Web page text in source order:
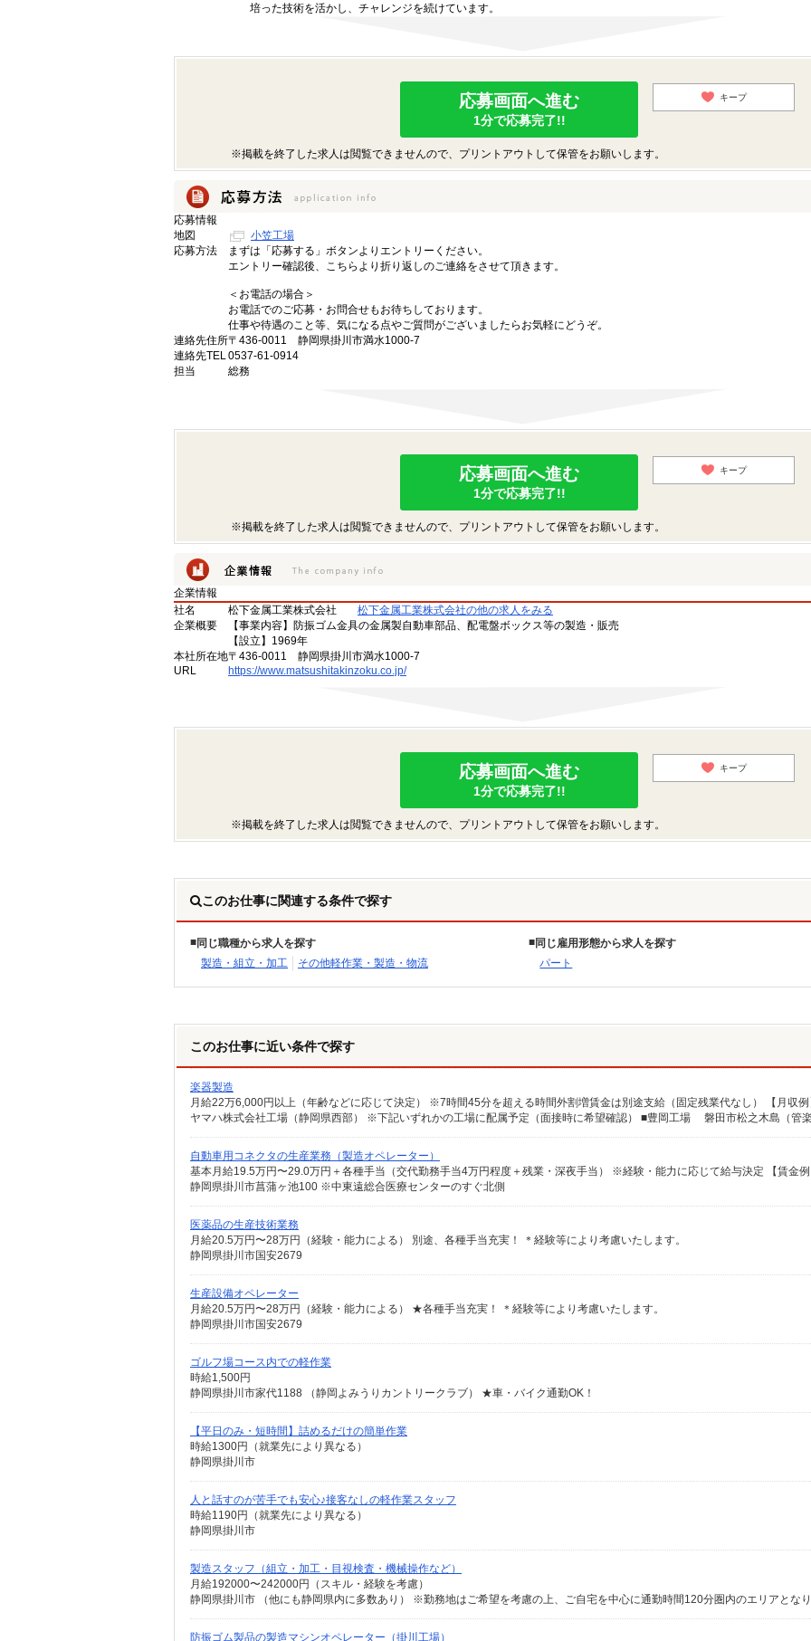
培った技術を活かし、チャレンジを続けています。
応募画面へ進む
1分で応募完了!!
キープ
※掲載を終了した求人は閲覧できませんので、プリントアウトして保管をお願いします。
応募情報
地図
小笠工場
応募方法
まずは「応募する」ボタンよりエントリーください。
エントリー確認後、こちらより折り返しのご連絡をさせて頂きます。
＜お電話の場合＞
お電話でのご応募・お問合せもお待ちしております。
仕事や待遇のこと等、気になる点やご質問がございましたらお気軽にどうぞ。
連絡先住所〒436-0011 静岡県掛川市満水1000-7
連絡先TEL0537-61-0914
担当
総務
応募画面へ進む
1分で応募完了!!
キープ
※掲載を終了した求人は閲覧できませんので、プリントアウトして保管をお願いします。
企業情報
社名
松下金属工業株式会社
松下金属工業株式会社の他の求人をみる
企業概要
【事業内容】防振ゴム金具の金属製自動車部品、配電盤ボックス等の製造・販売
【設立】1969年
本社所在地〒436-0011 静岡県掛川市満水1000-7
URL
https://www.matsushitakinzoku.co.jp/
応募画面へ進む
1分で応募完了!!
キープ
※掲載を終了した求人は閲覧できませんので、プリントアウトして保管をお願いします。
このお仕事に関連する条件で探す
同じ職種から求人を探す
製造・組立・加工
その他軽作業・製造・物流
同じ雇用形態から求人を探す
パート
このお仕事に近い条件で探す
楽器製造
自動車用コネクタの生産業務（製造オペレーター）
静岡県掛川市菖蒲ヶ池100 ※中東遠総合医療センターのすぐ北側
医薬品の生産技術業務
月給20.5万円〜28万円（経験・能力による） 別途、各種手当充実！ ＊経験等により考慮いたします。
静岡県掛川市国安2679
生産設備オペレーター
月給20.5万円〜28万円（経験・能力による） ★各種手当充実！ ＊経験等により考慮いたします。
静岡県掛川市国安2679
ゴルフ場コース内での軽作業
時給1,500円
静岡県掛川市家代1188 （静岡よみうりカントリークラブ） ★車・バイク通勤OK！
【平日のみ・短時間】詰めるだけの簡単作業
時給1300円（就業先により異なる）
静岡県掛川市
人と話すのが苦手でも安心♪接客なしの軽作業スタッフ
時給1190円（就業先により異なる）
静岡県掛川市
製造スタッフ（組立・加工・目視検査・機械操作など）
月給192000〜242000円（スキル・経験を考慮）
防振ゴム製品の製造マシンオペレーター（掛川工場）